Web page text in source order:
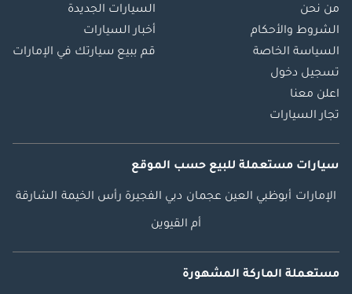
من نحن
الشروط والأحكام
السياسة الخاصة
تسجيل دخول
اعلن معنا
تجار السيارات
السيارات الجديدة
أخبار السيارات
قم ببيع سيارتك في الإمارات
سيارات مستعملة للبيع حسب الموقع
الإمارات أبوظبي العين عجمان دبي الفجيرة رأس الخيمة الشارقة
أم القيوين
مستعملة الماركة المشهورة